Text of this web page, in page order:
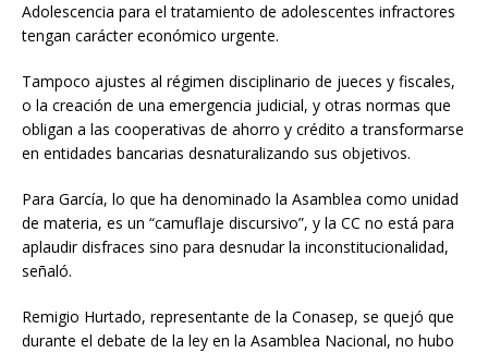
Adolescencia para el tratamiento de adolescentes infractores
tengan carácter económico urgente.
Tampoco ajustes al régimen disciplinario de jueces y fiscales,
o la creación de una emergencia judicial, y otras normas que
obligan a las cooperativas de ahorro y crédito a transformarse
en entidades bancarias desnaturalizando sus objetivos.
Para García, lo que ha denominado la Asamblea como unidad
de materia, es un “camuflaje discursivo”, y la CC no está para
aplaudir disfraces sino para desnudar la inconstitucionalidad,
señaló.
Remigio Hurtado, representante de la Conasep, se quejó que
durante el debate de la ley en la Asamblea Nacional, no hubo